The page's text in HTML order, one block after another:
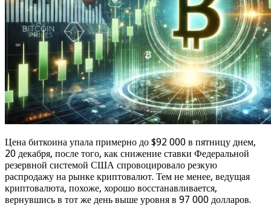
Цена биткоина упала примерно до $92 000 в пятницу днем,
20 декабря, после того, как снижение ставки Федеральной
резервной системой США спровоцировало резкую
распродажу на рынке криптовалют. Тем не менее, ведущая
криптовалюта, похоже, хорошо восстанавливается,
вернувшись в тот же день выше уровня в 97 000 долларов.